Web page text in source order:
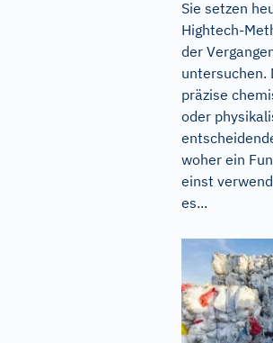
Sie setzen
Hightech-
der
untersuchen.
präzise
oder
woher ein
einst
es...